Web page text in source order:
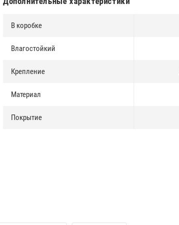
В коробке
Влагостойкий
Крепление
Материал
Покрытие